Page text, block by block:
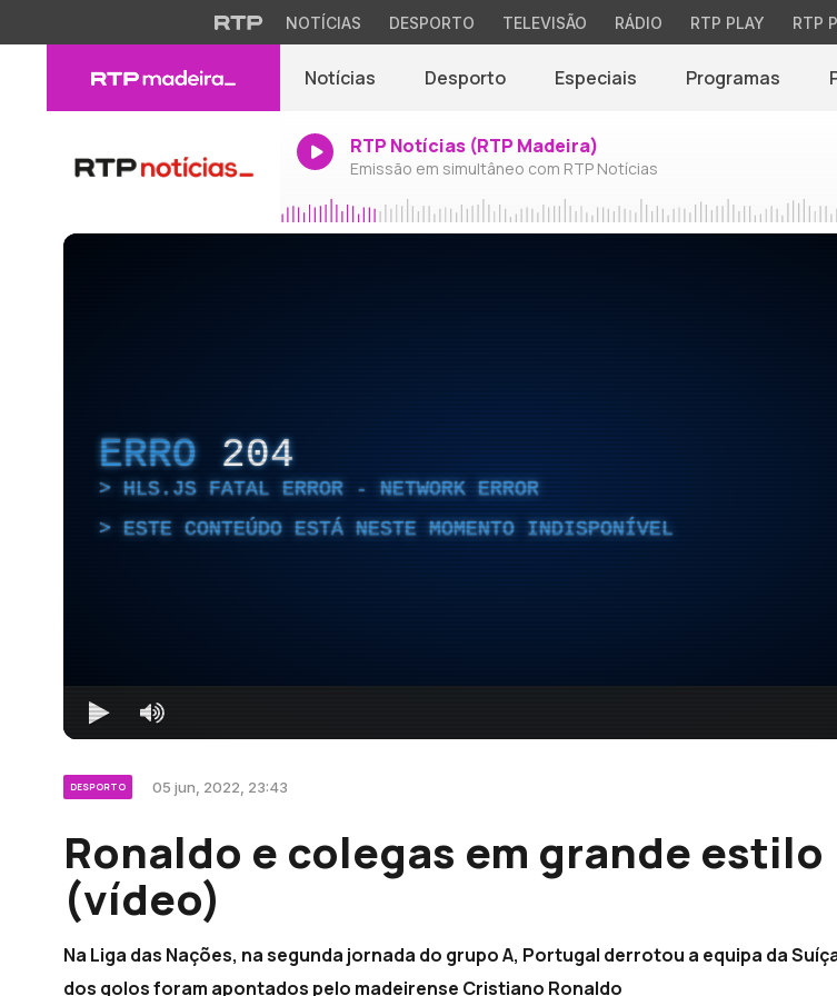
NOTÍCIAS DESPORTO TELEVISÃO RÁDIO RTP PLAY RTP
Notícias Desporto Especiais Programas
RTP Notícias (RTP Madeira)
Emissão em simultâneo com RTP Notícias
ERRO 204
HLS.JS FATAL ERROR - NETWORK ERROR
ESTE CONTEÚDO ESTÁ NESTE MOMENTO INDISPONÍVEL
DESPORTO 05 jun, 2022, 23:43
Ronaldo e colegas em grande estilo
(vídeo)
Na Liga das Nações, na segunda jornada do grupo A, Portugal derrotou a equipa da
dos golos foram apontados pelo madeirense Cristiano Ronaldo